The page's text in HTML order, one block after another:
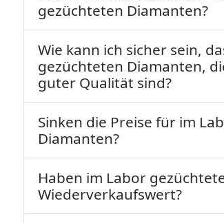
gezüchteten Diamanten?
Wie kann ich sicher sein,
gezüchteten Diamanten,
guter Qualität sind?
Sinken die Preise für im
Diamanten?
Haben im Labor
Wiederverkaufswert?